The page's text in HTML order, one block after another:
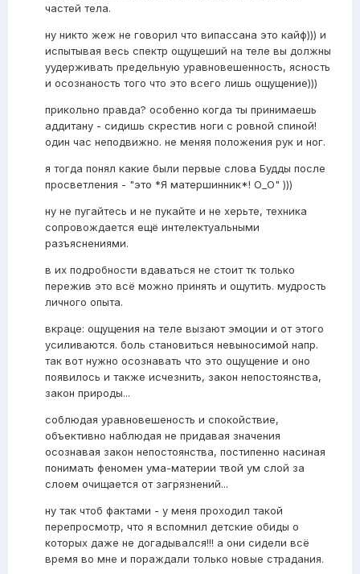
частей тела.
ну никто жеж не говорил что випассана это кайф))) и
испытывая весь спектр ощущеший на теле вы должны
уудерживать предельную уравновешенность, ясность
и осознаность того что это всего лишь ощущение)))
прикольно правда? особенно когда ты принимаешь
аддитану - сидишь скрестив ноги с ровной спиной!
один час неподвижно. не меняя положения рук и ног.
я тогда понял какие были первые слова Будды после
просветления - "это *Я матершинник*! О_О" )))
ну не пугайтесь и не пукайте и не херьте, техника
сопровождается ещё интелектуальными
разъяснениями.
в их подробности вдаваться не стоит тк только
пережив это всё можно принять и ощутить. мудрость
личного опыта.
вкраце: ощущения на теле вызают эмоции и от этого
усиливаются. боль становиться невыносимой напр.
так вот нужно осознавать что это ощущение и оно
появилось и также исчезнить, закон непостоянства,
закон природы...
соблюдая уравновешеность и спокойствие,
объективно наблюдая не придавая значения
осознавая закон непостоянства, постипенно насиная
понимать феномен ума-материи твой ум слой за
слоем очищается от загрязнений...
ну так чтоб фактами - у меня проходил такой
перепросмотр, что я вспомнил детские обиды о
которых даже не догадывался!!! а они сидели всё
время во мне и пораждали только новые страдания.